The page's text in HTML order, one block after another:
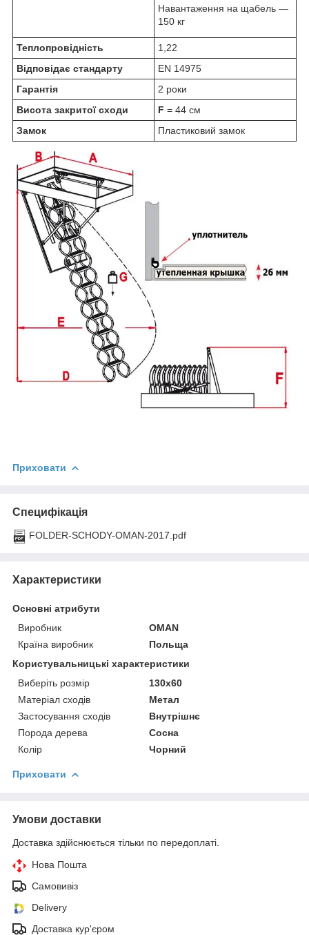
Навантаження на щабель —
150 кг
Теплопровідність
1,22
Відповідає стандарту
EN 14975
Гарантія
2 роки
Висота закритої сходи
F = 44 см
Замок
Пластиковий замок
Приховати
Специфікація
FOLDER-SCHODY-OMAN-2017.pdf
Характеристики
Основні атрибути
Виробник
OMAN
Країна виробник
Польща
Користувальницькі характеристики
Виберіть розмір
130х60
Матеріал сходів
Метал
Застосування сходів
Внутрішнє
Порода дерева
Сосна
Колір
Чорний
Приховати
Умови доставки
Доставка здійснюється тільки по передоплаті.
Нова Пошта
Самовивіз
Delivery
Доставка кур'єром